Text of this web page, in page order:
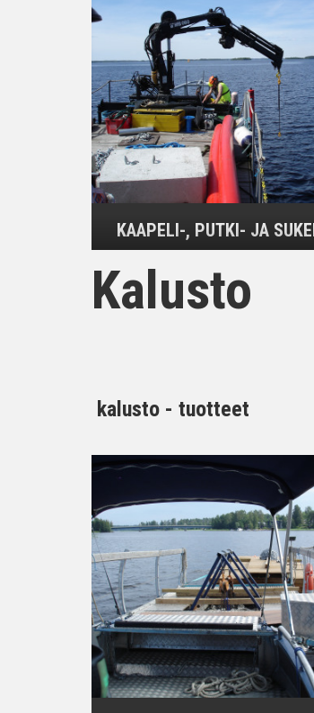
KAAPELI-, PUTKI- JA
Kalusto
kalusto - tuotteet